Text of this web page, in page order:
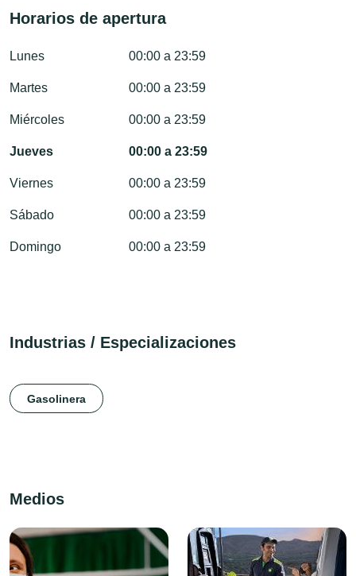
Horarios de apertura
Lunes 00:00 a 23:59
Martes 00:00 a 23:59
Miércoles 00:00 a 23:59
Jueves 00:00 a 23:59
Viernes 00:00 a 23:59
Sábado 00:00 a 23:59
Domingo 00:00 a 23:59
Industrias / Especializaciones
Gasolinera
Medios